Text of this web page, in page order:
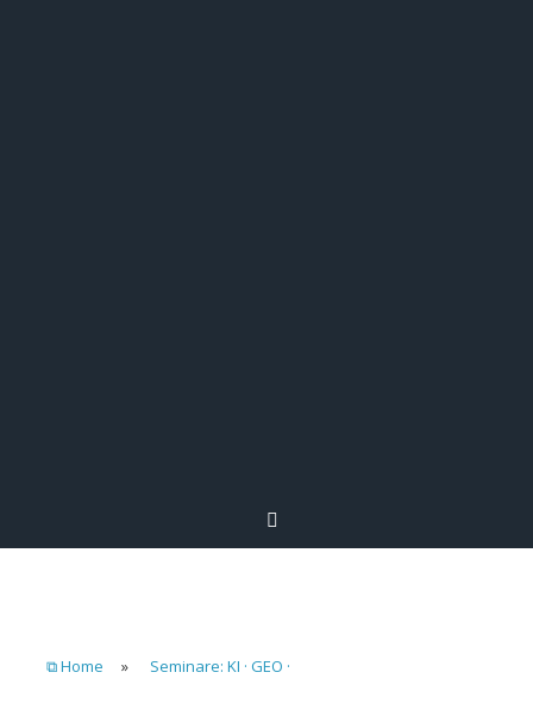
⧉ Home » Seminare: KI · GEO ·